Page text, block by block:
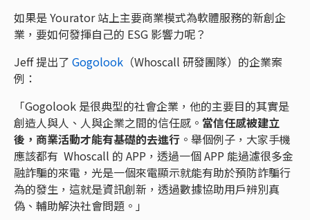
如果是 Yourator 站上主要商業模式為軟體服務的新創企
業，要如何發揮自己的 ESG 影響力呢？
Jeff 提出了 Gogolook （Whoscall 研發團隊）的企業案
例：
「Gogolook 是很典型的社會企業，他的主要目的其實是
創造人與人、人與企業之間的信任感。 當信任感被建立
後，商業活動才能有基礎的去進行 。舉個例子，大家手機
應該都有 Whoscall 的 APP，透過一個 APP 能過濾很多金
融詐騙的來電，光是一個來電顯示就能有助於預防詐騙行
為的發生，這就是資訊創新，透過數據協助用戶辨別真
偽、輔助解決社會問題。」